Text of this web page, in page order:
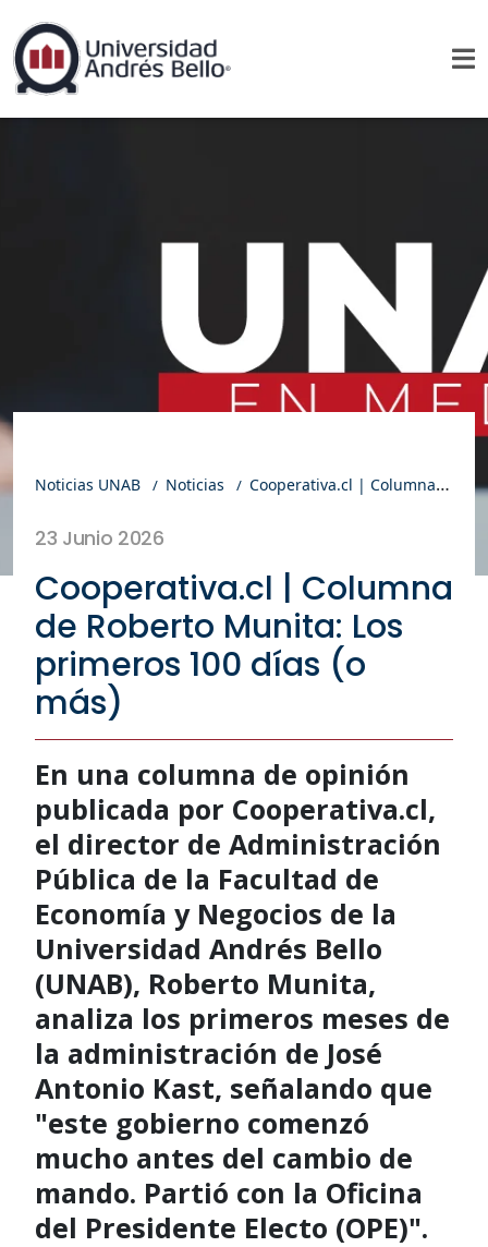
Noticias UNAB Noticias Cooperativa.cl | Columna de Roberto Munita: Los primeros 100 días (o más)
23 Junio 2026
Cooperativa.cl | Columna
de Roberto Munita: Los
primeros 100 días (o
más)
En una columna de opinión
publicada por Cooperativa.cl,
el director de Administración
Pública de la Facultad de
Economía y Negocios de la
Universidad Andrés Bello
(UNAB), Roberto Munita,
analiza los primeros meses de
la administración de José
Antonio Kast, señalando que
"este gobierno comenzó
mucho antes del cambio de
mando. Partió con la Oficina
del Presidente Electo (OPE)".